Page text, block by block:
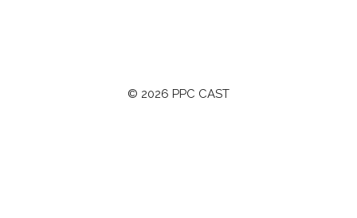
© 2026 PPC CAST